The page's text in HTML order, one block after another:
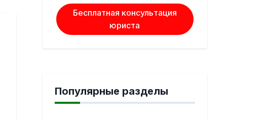
Бесплатная консультация
юриста
Популярные разделы